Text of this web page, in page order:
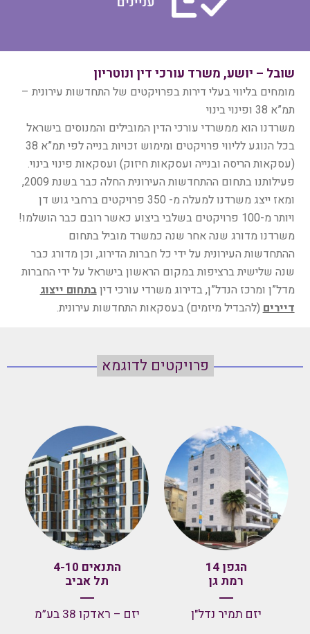
שובל – יושע, משרד עורכי דין ונוטריון
מומחים בליווי בעלי דירות בפרויקטים של התחדשות עירונית –
תמ”א 38 ופינוי בינוי
משרדנו הוא ממשרדי עורכי הדין המובילים והמנוסים בישראל
בכל הנוגע לליווי פרויקטים ומימוש זכויות בנייה לפי תמ”א 38
(עסקאות הריסה ובנייה ועסקאות חיזוק) ועסקאות פינוי בינוי.
פעילותנו בתחום ההתחדשות העירונית החלה כבר בשנת 2009,
ומאז ייצג משרדנו למעלה מ- 350 פרויקטים ברחבי גוש דן
ויותר מ-100 פרויקטים בשלבי ביצוע כאשר רובם כבר הושלמו!
משרדנו מדורג שנה אחר שנה כמשרד מוביל בתחום
ההתחדשות העירונית על ידי כל חברות הדירוג, וכן מדורג כבר
שנה שלישית ברציפות במקום הראשון בישראל על ידי החברות
מדל”ן ומרכז הנדל”ן, בדירוג משרדי עורכי דיןבתחום ייצוג
דיירים(להבדיל מיזמים) בעסקאות התחדשות עירונית.
פרויקטים לדוגמא
הגפן 14
רמת גן
יזם תמיר נדל"ן
התנאים 4-10
תל אביב
יזם – ראדקו 38 בע”מ